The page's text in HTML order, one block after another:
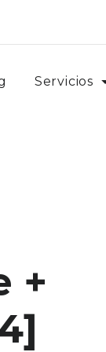
Servicios
+